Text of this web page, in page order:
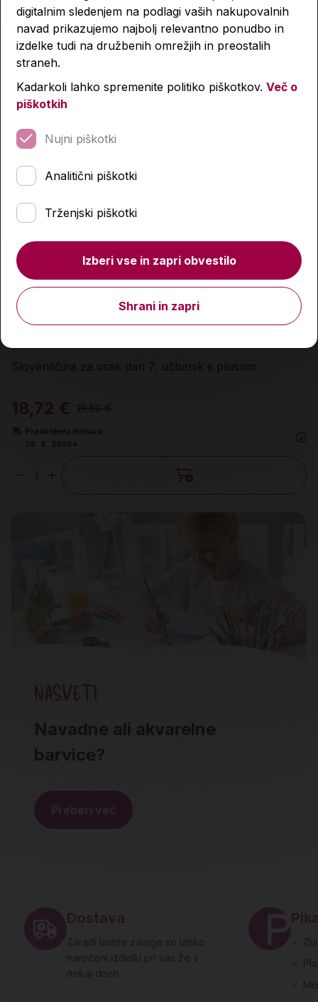
Podobni izdelki
-4 %
Slovenščina za vsak dan 7, učbenik s plusom
-4 %
18,72 € 19,50 €
Predvidena dobava:
28. 8. 2026*
Količina
NASVETI
Navadne ali akvarelne
barvice?
Preberi več
Dostava
Zaradi lastne zaloge so lahko
naročeni izdelki pri vas že v
nekaj dneh.
digitalnim sledenjem na podlagi vaših nakupovalnih
navad prikazujemo najbolj relevantno ponudbo in
izdelke tudi na družbenih omrežjih in preostalih
straneh.
Kadarkoli lahko spremenite politiko piškotkov. Več o
piškotkih
Nujni piškotki
Analitični piškotki
Trženjski piškotki
Izberi vse in zapri obvestilo
Shrani in zapri